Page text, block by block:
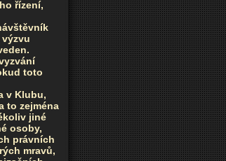
řízení,
toto
v Klubu,
to zejména
jiné
osoby,
právních
mravů,